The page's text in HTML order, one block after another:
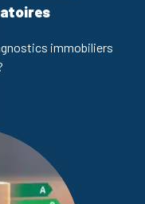
immobiliers